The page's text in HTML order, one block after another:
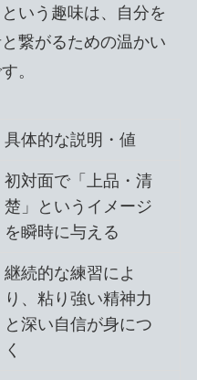
いう趣味は、自分を
繋がるための温かい
。
具体的な説明・値
初対面で「上品・清
楚」というイメージ
を瞬時に与える
継続的な練習によ
り、粘り強い精神力
と深い自信が身につ
く